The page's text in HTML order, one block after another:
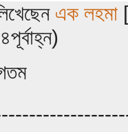
এক লহমা